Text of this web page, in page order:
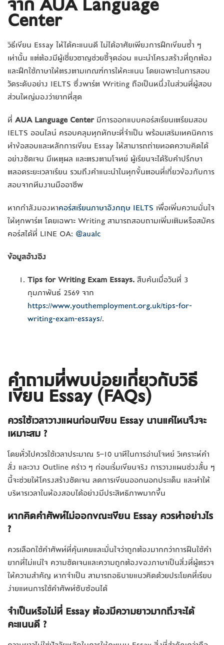
จาก AUA Language
Center
วิธีเขียน Essay ให้ได้คะแนนดี ไม่ได้อาศัยเพียงการฝึกเขียนซ้ำ ๆ
เท่านั้น แต่ต้องมีผู้เชี่ยวชาญช่วยชี้จุดอ่อน แนะนำโครงสร้างที่ถูกต้อง
และฝึกใช้ภาษาให้ตรงตามเกณฑ์การให้คะแนน โดยเฉพาะในการสอบ
วัดระดับอย่าง IELTS ซึ่งพาร์ต Writing ถือเป็นหนึ่งในส่วนที่ผู้สอบ
ส่วนใหญ่มองว่ายากที่สุด
ที่ AUA Language Centerมีการออกแบบคอร์สเรียนเตรียมสอบ
IELTS ออนไลน์ ครอบคลุมทุกทักษะที่จำเป็น พร้อมเสริมเทคนิคการ
ทำข้อสอบและหลักการเขียน Essay ให้สามารถถ่ายทอดความคิดได้
อย่างชัดเจน มีเหตุผล และตรงตามโจทย์ ผู้เรียนจะได้รับคำปรึกษา
ตลอดระยะเวลาเรียน รวมถึงคำแนะนำในทุกขั้นตอนที่เกี่ยวข้องกับการ
สอบจากทีมงานมืออาชีพ
หากกำลังมองหาคอร์สเรียนภาษาอังกฤษ IELTS เพื่อเพิ่มความมั่นใจ
ให้ทุกพาร์ต โดยเฉพาะ Writing สามารถสอบถามเพิ่มเติมหรือสมัคร
คอร์สได้ที่ LINE OA: @aualc
ข้อมูลอ้างอิง
Tips for Writing Exam Essays. สืบค้นเมื่อวันที่ 3
กุมภาพันธ์ 2569 จาก
https://www.youthemployment.org.uk/tips-for-
writing-exam-essays/.
คำถามที่พบบ่อยเกี่ยวกับวิธี
เขียน Essay (FAQs)
ควรใช้เวลาวางแผนก่อนเขียน Essay นานแค่ไหนจึงจะ
เหมาะสม ?
โดยทั่วไปควรใช้เวลาประมาณ 5–10 นาทีในการอ่านโจทย์ วิเคราะห์คำ
สั่ง และวาง Outline คร่าว ๆ ก่อนเริ่มเขียนจริง การวางแผนช่วงสั้น ๆ
นี้จะช่วยให้โครงสร้างชัดเจน ลดการเขียนออกนอกประเด็น และทำให้
บริหารเวลาในห้องสอบได้อย่างมีประสิทธิภาพมากขึ้น
หากคิดคำศัพท์ไม่ออกขณะเขียน Essay ควรทำอย่างไร
?
ควรเลือกใช้คำศัพท์ที่คุ้นเคยและมั่นใจว่าถูกต้องมากกว่าการฝืนใช้คำ
ยากที่ไม่แน่ใจ ความชัดเจนและความถูกต้องของภาษาเป็นสิ่งที่ผู้ตรวจ
ให้ความสำคัญ หากจำเป็น สามารถอธิบายแนวคิดด้วยประโยคที่เรียบ
ง่ายแทนการใช้คำศัพท์ซับซ้อนได้
จำเป็นหรือไม่ที่ Essay ต้องมีความยาวมากถึงจะได้
คะแนนดี ?